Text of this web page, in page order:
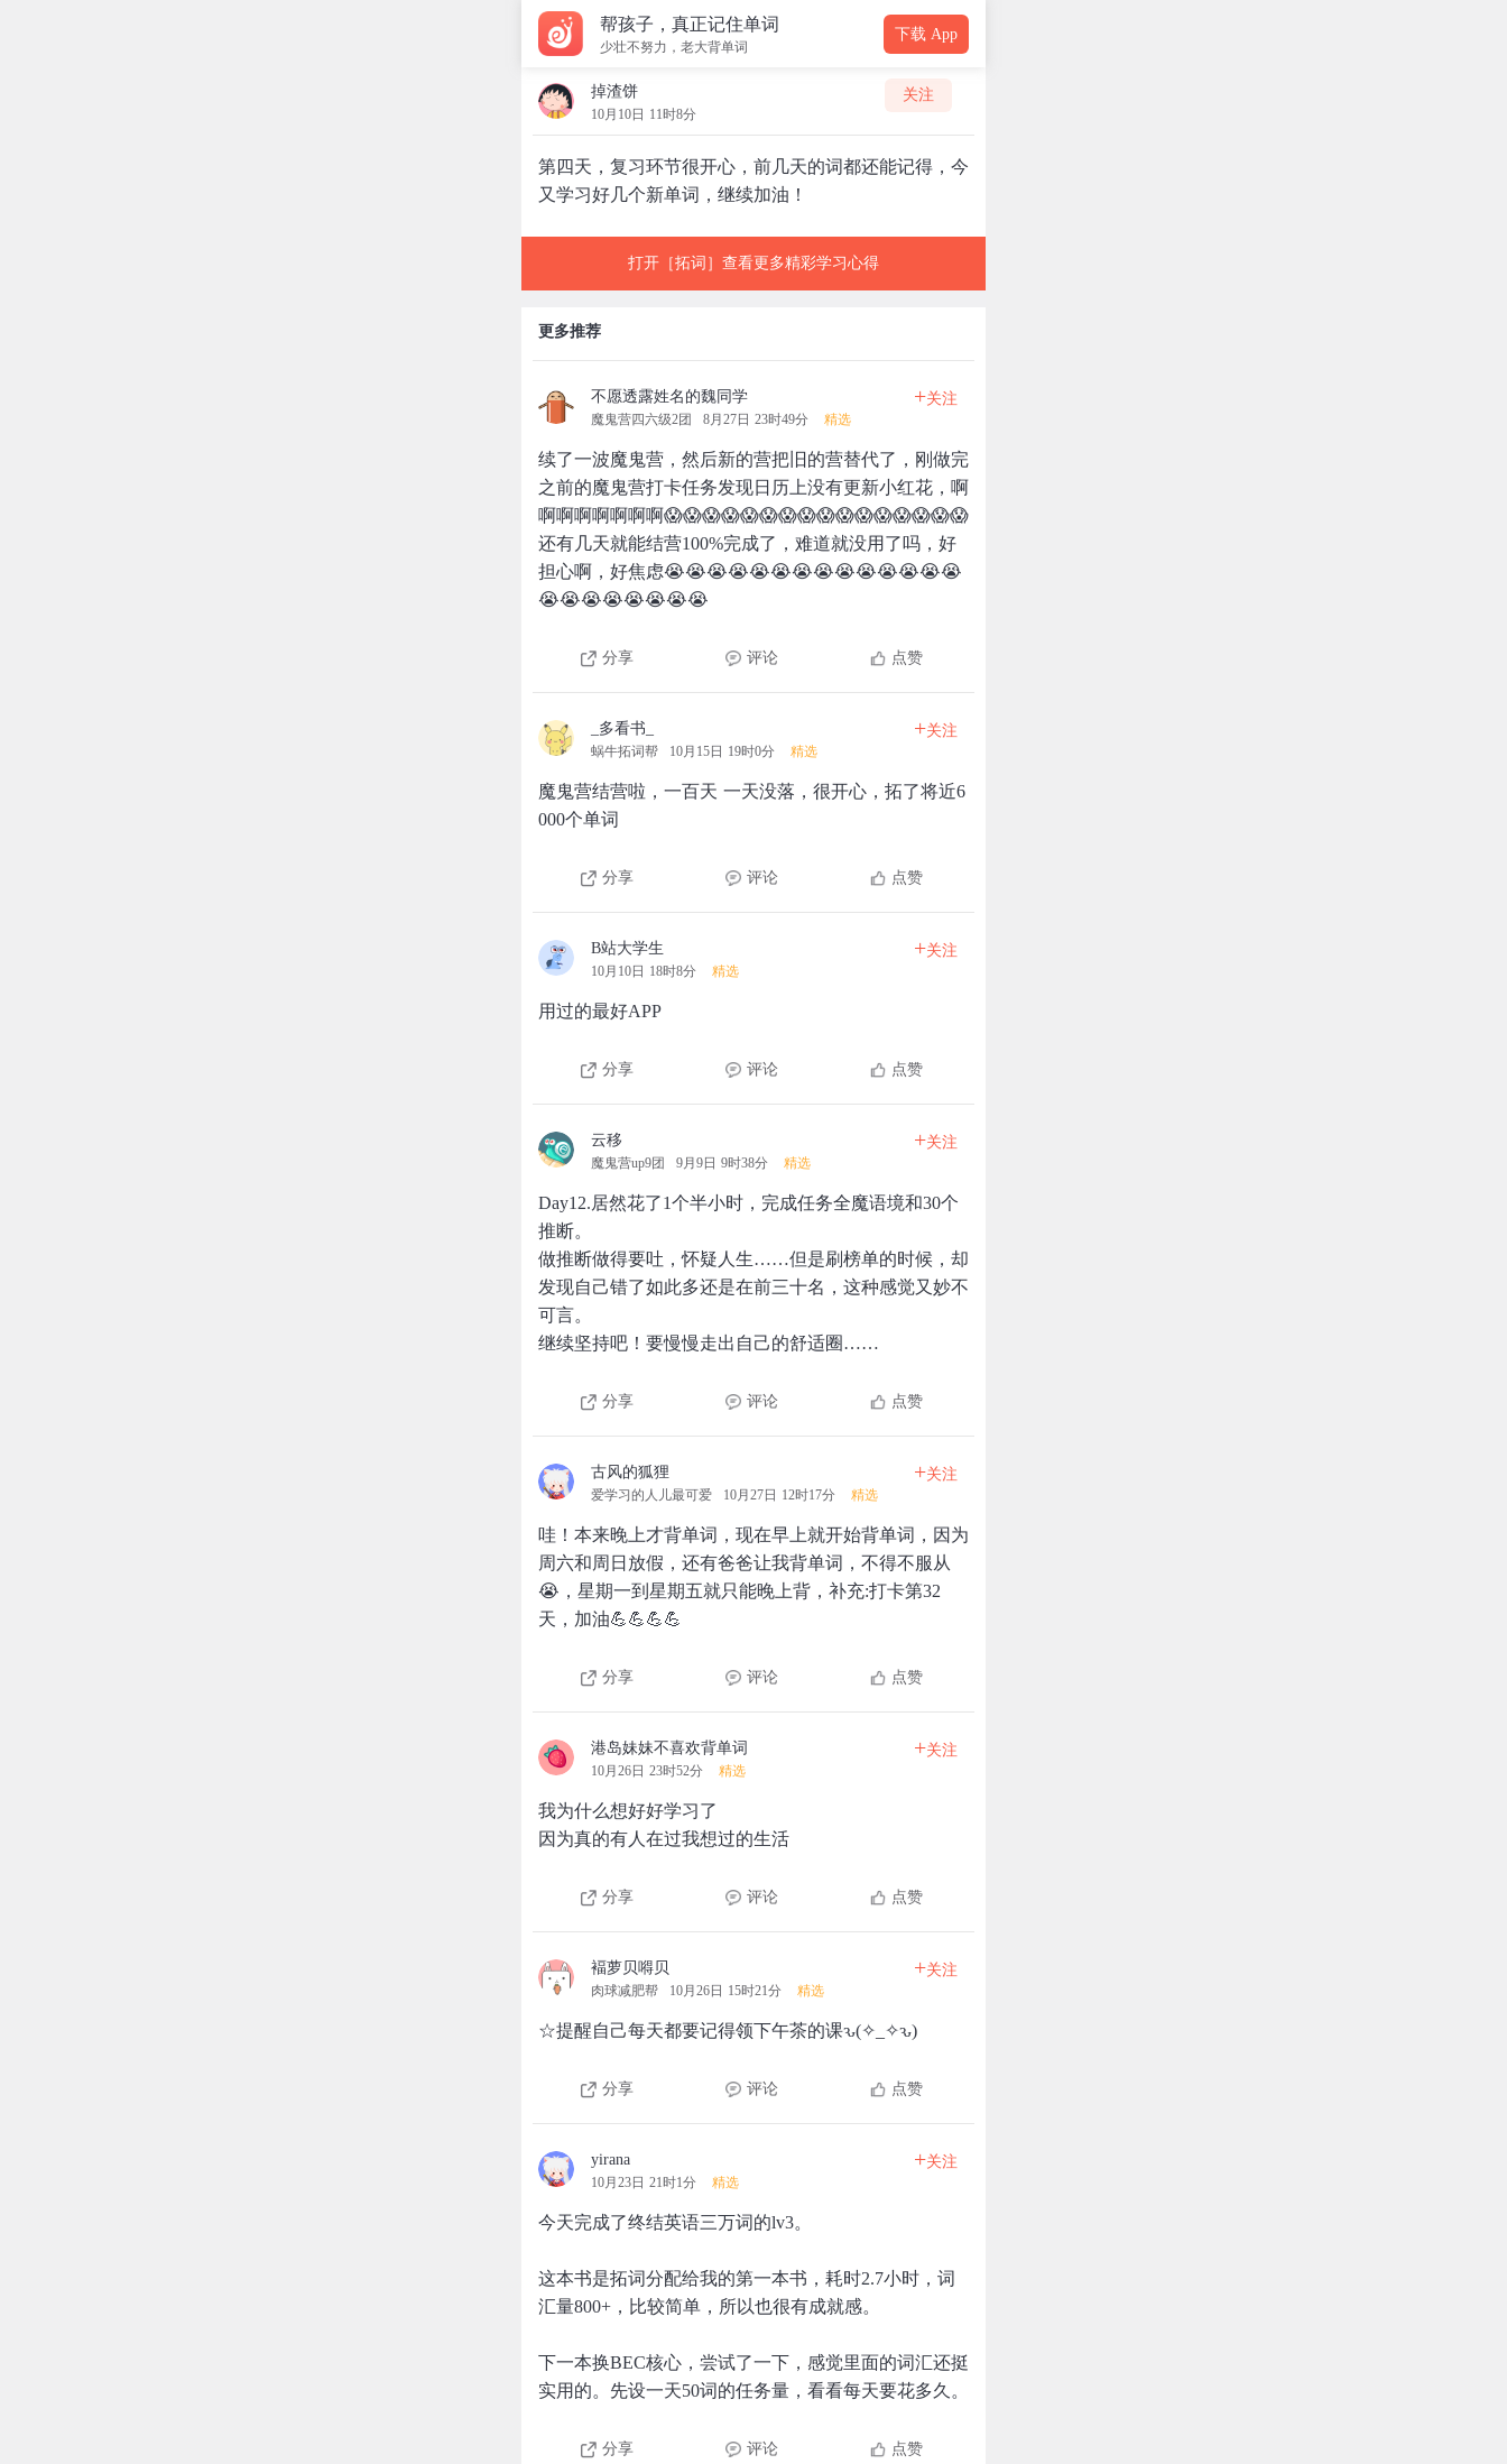
帮孩子，真正记住单词
少壮不努力，老大背单词
下载 App
掉渣饼
10月10日 11时8分
关注
第四天，复习环节很开心，前几天的词都还能记得，今
又学习好几个新单词，继续加油！
打开［拓词］查看更多精彩学习心得
更多推荐
不愿透露姓名的魏同学
魔鬼营四六级2团 8月27日 23时49分 精选
+关注
续了一波魔鬼营，然后新的营把旧的营替代了，刚做完
之前的魔鬼营打卡任务发现日历上没有更新小红花，啊
啊啊啊啊啊啊啊😱😱😱😱😱😱😱😱😱😱😱😱😱😱😱😱
还有几天就能结营100%完成了，难道就没用了吗，好
担心啊，好焦虑😭😭😭😭😭😭😭😭😭😭😭😭😭😭
😭😭😭😭😭😭😭😭
分享 评论 点赞
_多看书_
蜗牛拓词帮 10月15日 19时0分 精选
+关注
魔鬼营结营啦，一百天 一天没落，很开心，拓了将近6
000个单词
分享 评论 点赞
B站大学生
10月10日 18时8分 精选
+关注
用过的最好APP
分享 评论 点赞
云移
魔鬼营up9团 9月9日 9时38分 精选
+关注
Day12.居然花了1个半小时，完成任务全魔语境和30个
推断。
做推断做得要吐，怀疑人生……但是刷榜单的时候，却
发现自己错了如此多还是在前三十名，这种感觉又妙不
可言。
继续坚持吧！要慢慢走出自己的舒适圈……
分享 评论 点赞
古风的狐狸
爱学习的人儿最可爱 10月27日 12时17分 精选
+关注
哇！本来晚上才背单词，现在早上就开始背单词，因为
周六和周日放假，还有爸爸让我背单词，不得不服从
😭，星期一到星期五就只能晚上背，补充:打卡第32
天，加油💪💪💪💪
分享 评论 点赞
港岛妹妹不喜欢背单词
10月26日 23时52分 精选
+关注
我为什么想好好学习了
因为真的有人在过我想过的生活
分享 评论 点赞
褔萝贝嘚贝
肉球减肥帮 10月26日 15时21分 精选
+关注
☆提醒自己每天都要记得领下午茶的课ԅ(✧_✧ԅ)
分享 评论 点赞
yirana
10月23日 21时1分 精选
+关注
今天完成了终结英语三万词的lv3。
这本书是拓词分配给我的第一本书，耗时2.7小时，词
汇量800+，比较简单，所以也很有成就感。
下一本换BEC核心，尝试了一下，感觉里面的词汇还挺
实用的。先设一天50词的任务量，看看每天要花多久。
分享 评论 点赞